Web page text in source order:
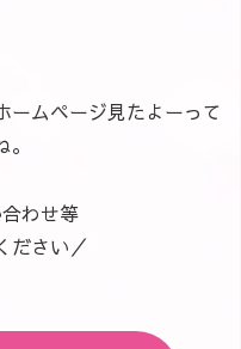
ームページ見たよーって
わせ等
ださい／